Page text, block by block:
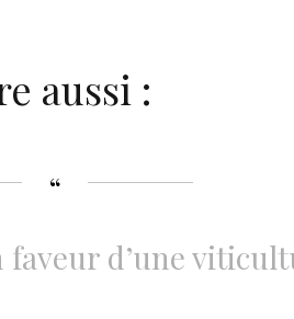
aussi :
d’une